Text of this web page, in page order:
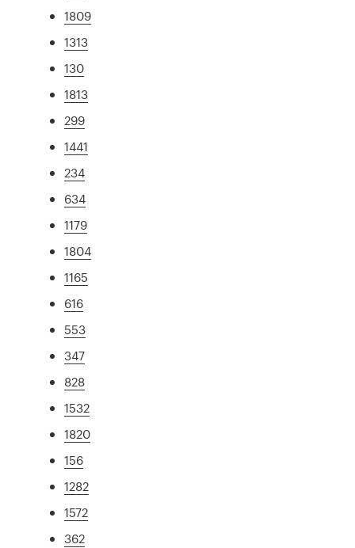
1809
1313
130
1813
299
1441
234
634
1179
1804
1165
616
553
347
828
1532
1820
156
1282
1572
362